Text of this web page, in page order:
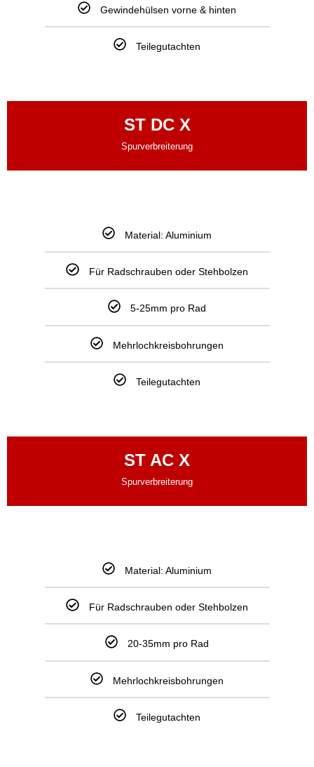
Gewindehülsen vorne & hinten
Teilegutachten
ST DC X
Spurverbreiterung
Material: Aluminium
Für Radschrauben oder Stehbolzen
5-25mm pro Rad
Mehrlochkreisbohrungen
Teilegutachten
ST AC X
Spurverbreiterung
Material: Aluminium
Für Radschrauben oder Stehbolzen
20-35mm pro Rad
Mehrlochkreisbohrungen
Teilegutachten